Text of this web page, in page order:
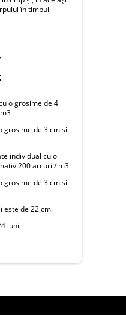
în timpul
o grosime de 4
grosime de 3 cm si
individual cu o
200 arcuri / m3
grosime de 3 cm si
este de 22 cm.
luni.